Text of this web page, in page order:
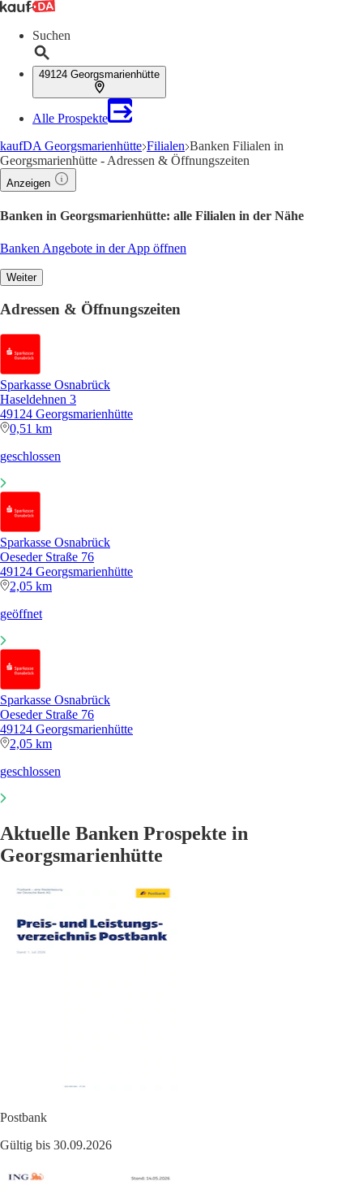
Suchen
49124 Georgsmarienhütte
Alle Prospekte
kaufDA Georgsmarienhütte Filialen Banken Filialen in
Georgsmarienhütte - Adressen & Öffnungszeiten
Anzeigen
Banken in Georgsmarienhütte: alle Filialen in der Nähe
Banken Angebote in der App öffnen
Weiter
Adressen & Öffnungszeiten
Sparkasse Osnabrück
Haseldehnen 3
49124 Georgsmarienhütte
0,51 km
geschlossen
Sparkasse Osnabrück
Oeseder Straße 76
49124 Georgsmarienhütte
2,05 km
geöffnet
Sparkasse Osnabrück
Oeseder Straße 76
49124 Georgsmarienhütte
2,05 km
geschlossen
Aktuelle Banken Prospekte in
Georgsmarienhütte
Postbank
Gültig bis 30.09.2026